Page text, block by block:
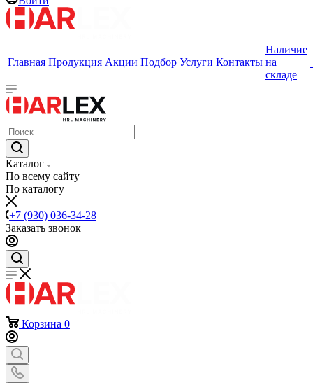
Главная Продукция Акции Подбор Услуги Контакты
Наличие
на
складе
Каталог
По всему сайту
По каталогу
+7 (930) 036-34-28
Заказать звонок
Корзина 0